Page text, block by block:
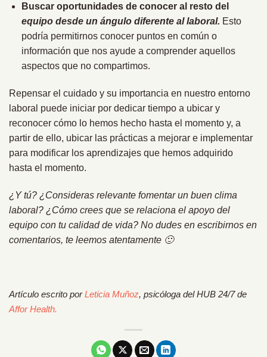
Buscar oportunidades de conocer al resto del
equipo desde un ángulo diferente al laboral. Esto
podría permitirnos conocer puntos en común o
información que nos ayude a comprender aquellos
aspectos que no compartimos.
Repensar el cuidado y su importancia en nuestro entorno
laboral puede iniciar por dedicar tiempo a ubicar y
reconocer cómo lo hemos hecho hasta el momento y, a
partir de ello, ubicar las prácticas a mejorar e implementar
para modificar los aprendizajes que hemos adquirido
hasta el momento.
¿Y tú? ¿Consideras relevante fomentar un buen clima
laboral? ¿Cómo crees que se relaciona el apoyo del
equipo con tu calidad de vida? No dudes en escribirnos en
comentarios, te leemos atentamente 🙂
Artículo escrito porLeticia Muñoz, psicóloga del HUB 24/7 de
Affor Health.